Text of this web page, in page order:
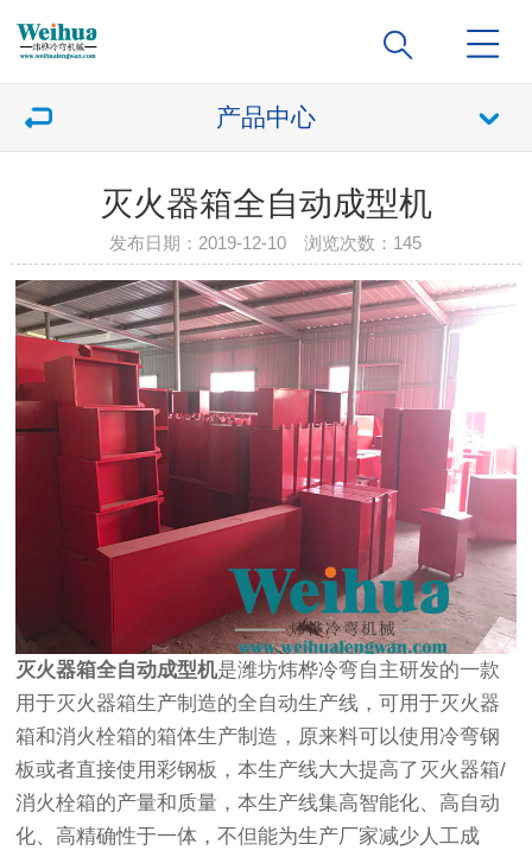
产品中心
灭火器箱全自动成型机
发布日期：2019-12-10 浏览次数： 145
灭火器箱全自动成型机是潍坊炜桦冷弯自主研发的一款
用于灭火器箱生产制造的全自动生产线，可用于灭火器
箱和消火栓箱的箱体生产制造，原来料可以使用冷弯钢
板或者直接使用彩钢板，本生产线大大提高了灭火器箱/
消火栓箱的产量和质量，本生产线集高智能化、高自动
化、高精确性于一体，不但能为生产厂家减少人工成